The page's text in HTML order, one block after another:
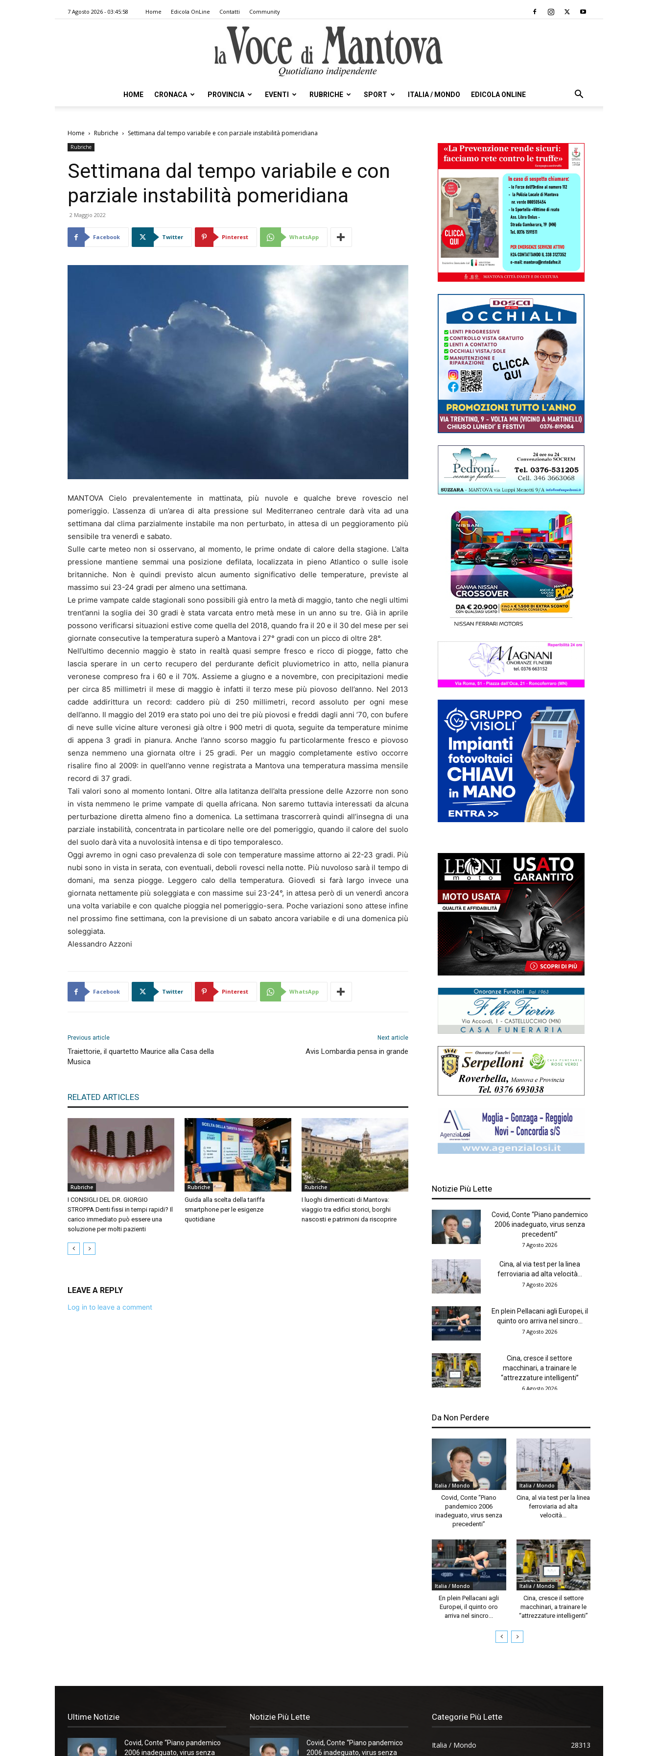
7 Agosto 2026 - 03:45:58 Home Edicola OnLine Contatti Community
Voce
HOME CRONACA PROVINCIA EVENTI RUBRICHE SPORT ITALIA / MONDO EDICOLA ONLINE
Home Rubriche Settimana dal tempo variabile e con parziale instabilità pomeridiana
Rubriche
Settimana dal tempo variabile e con
parziale instabilità pomeridiana
2 Maggio 2022
Facebook Twitter Pinterest WhatsApp
MANTOVA Cielo prevalentemente in mattinata, più nuvole e qualche breve rovescio nel
pomeriggio. L’assenza di un’area di alta pressione sul Mediterraneo centrale darà vita ad una
settimana dal clima parzialmente instabile ma non perturbato, in attesa di un peggioramento più
sensibile tra venerdì e sabato.
Sulle carte meteo non si osservano, al momento, le prime ondate di calore della stagione. L’alta
pressione mantiene semmai una posizione defilata, localizzata in pieno Atlantico o sulle isole
britanniche. Non è quindi previsto alcun aumento significativo delle temperature, previste al
massimo sui 23-24 gradi per almeno una settimana.
Le prime vampate calde stagionali sono possibili già entro la metà di maggio, tanto che negli ultimi
trent’anni la soglia dei 30 gradi è stata varcata entro metà mese in un anno su tre. Già in aprile
possono verificarsi situazioni estive come quella del 2018, quando fra il 20 e il 30 del mese per sei
giornate consecutive la temperatura superò a Mantova i 27° gradi con un picco di oltre 28°.
Nell’ultimo decennio maggio è stato in realtà quasi sempre fresco e ricco di piogge, fatto che
lascia sperare in un certo recupero del perdurante deficit pluviometrico in atto, nella pianura
veronese compreso fra i 60 e il 70%. Assieme a giugno e a novembre, con precipitazioni medie
per circa 85 millimetri il mese di maggio è infatti il terzo mese più piovoso dell’anno. Nel 2013
cadde addirittura un record: caddero più di 250 millimetri, record assoluto per ogni mese
dell’anno. Il maggio del 2019 era stato poi uno dei tre più piovosi e freddi dagli anni ’70, con bufere
di neve sulle vicine alture veronesi già oltre i 900 metri di quota, seguite da temperature minime
di appena 3 gradi in pianura. Anche l’anno scorso maggio fu particolarmente fresco e piovoso
senza nemmeno una giornata oltre i 25 gradi. Per un maggio completamente estivo occorre
risalire fino al 2009: in quell’anno venne registrata a Mantova una temperatura massima mensile
record di 37 gradi.
Tali valori sono al momento lontani. Oltre alla latitanza dell’alta pressione delle Azzorre non sono
in vista nemmeno le prime vampate di quella africana. Non saremo tuttavia interessati da alcuna
perturbazione diretta almeno fino a domenica. La settimana trascorrerà quindi all’insegna di una
parziale instabilità, concentrata in particolare nelle ore del pomeriggio, quando il calore del suolo
del suolo darà vita a nuvolosità intensa e di tipo temporalesco.
Oggi avremo in ogni caso prevalenza di sole con temperature massime attorno ai 22-23 gradi. Più
nubi sono in vista in serata, con eventuali, deboli rovesci nella notte. Più nuvoloso sarà il tempo di
domani, ma senza piogge. Leggero calo della temperatura. Giovedì si farà largo invece una
giornata nettamente più soleggiata e con massime sui 23-24°, in attesa però di un venerdì ancora
una volta variabile e con qualche pioggia nel pomeriggio-sera. Poche variazioni sono attese infine
nel prossimo fine settimana, con la previsione di un sabato ancora variabile e di una domenica più
soleggiata.
Alessandro Azzoni
Facebook Twitter Pinterest WhatsApp
Previous article
Traiettorie, il quartetto Maurice alla Casa della
Musica
Next article
Avis Lombardia pensa in grande
RELATED ARTICLES
Rubriche
I CONSIGLI DEL DR. GIORGIO
STROPPA Denti fissi in tempi rapidi? Il
carico immediato può essere una
soluzione per molti pazienti
Rubriche
Guida alla scelta della tariffa
smartphone per le esigenze
quotidiane
Rubriche
I luoghi dimenticati di Mantova:
viaggio tra edifici storici, borghi
nascosti e patrimoni da riscoprire
LEAVE A REPLY
Log in to leave a comment
Notizie Più Lette
Covid, Conte “Piano pandemico
2006 inadeguato, virus senza
precedenti”
7 Agosto 2026
Cina, al via test per la linea
ferroviaria ad alta velocità...
7 Agosto 2026
En plein Pellacani agli Europei, il
quinto oro arriva nel sincro...
7 Agosto 2026
Cina, cresce il settore
macchinari, a trainare le
“attrezzature intelligenti”
6 Agosto 2026
Da Non Perdere
Italia / Mondo
Covid, Conte “Piano
pandemico 2006
inadeguato, virus senza
precedenti”
Italia / Mondo
Cina, al via test per la linea
ferroviaria ad alta
velocità...
Italia / Mondo
En plein Pellacani agli
Europei, il quinto oro
arriva nel sincro...
Italia / Mondo
Cina, cresce il settore
macchinari, a trainare le
“attrezzature intelligenti”
Ultime Notizie
Covid, Conte “Piano pandemico
2006 inadeguato, virus senza
Notizie Più Lette
Covid, Conte “Piano pandemico
2006 inadeguato, virus senza
Categorie Più Lette
Italia / Mondo
28313